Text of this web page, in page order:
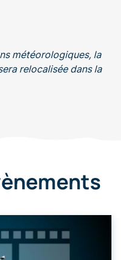
météorologiques, la
relocalisée dans la